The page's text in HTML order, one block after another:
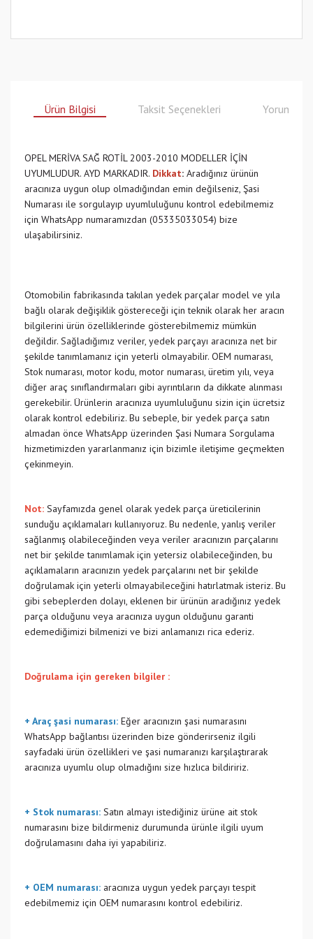
Ürün Bilgisi Taksit Seçenekleri Yorumlar
OPEL MERİVA SAĞ ROTİL 2003-2010 MODELLER İÇİN
UYUMLUDUR. AYD MARKADIR. Dikkat: Aradığınız ürünün
aracınıza uygun olup olmadığından emin değilseniz, Şasi
Numarası ile sorgulayıp uyumluluğunu kontrol edebilmemiz
için WhatsApp numaramızdan (05335033054) bize
ulaşabilirsiniz.
Otomobilin fabrikasında takılan yedek parçalar model ve yıla
bağlı olarak değişiklik göstereceği için teknik olarak her aracın
bilgilerini ürün özelliklerinde gösterebilmemiz mümkün
değildir. Sağladığımız veriler, yedek parçayı aracınıza net bir
şekilde tanımlamanız için yeterli olmayabilir. OEM numarası,
Stok numarası, motor kodu, motor numarası, üretim yılı, veya
diğer araç sınıflandırmaları gibi ayrıntıların da dikkate alınması
gerekebilir. Ürünlerin aracınıza uyumluluğunu sizin için ücretsiz
olarak kontrol edebiliriz. Bu sebeple, bir yedek parça satın
almadan önce WhatsApp üzerinden Şasi Numara Sorgulama
hizmetimizden yararlanmanız için bizimle iletişime geçmekten
çekinmeyin.
Not: Sayfamızda genel olarak yedek parça üreticilerinin
sunduğu açıklamaları kullanıyoruz. Bu nedenle, yanlış veriler
sağlanmış olabileceğinden veya veriler aracınızın parçalarını
net bir şekilde tanımlamak için yetersiz olabileceğinden, bu
açıklamaların aracınızın yedek parçalarını net bir şekilde
doğrulamak için yeterli olmayabileceğini hatırlatmak isteriz. Bu
gibi sebeplerden dolayı, eklenen bir ürünün aradığınız yedek
parça olduğunu veya aracınıza uygun olduğunu garanti
edemediğimizi bilmenizi ve bizi anlamanızı rica ederiz.
Doğrulama için gereken bilgiler :
+ Araç şasi numarası: Eğer aracınızın şasi numarasını
WhatsApp bağlantısı üzerinden bize gönderirseniz ilgili
sayfadaki ürün özellikleri ve şasi numaranızı karşılaştırarak
aracınıza uyumlu olup olmadığını size hızlıca bildiririz.
+ Stok numarası: Satın almayı istediğiniz ürüne ait stok
numarasını bize bildirmeniz durumunda ürünle ilgili uyum
doğrulamasını daha iyi yapabiliriz.
+ OEM numarası: aracınıza uygun yedek parçayı tespit
edebilmemiz için OEM numarasını kontrol edebiliriz.